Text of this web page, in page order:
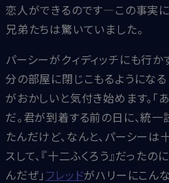
恋人ができるのです―この事実
兄弟たちは驚いていました。
パーシーがクィディッチにも行か
分の部屋に閉じこもるようにな
がおかしいと気付き始めます。「
だ。君が到着する前の日に、統
たんだけど、なんと、パーシー
スして、『十二ふくろう』だったの
んだぜ」 フレッドがハリーにこん